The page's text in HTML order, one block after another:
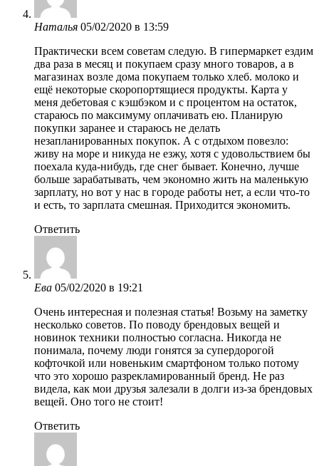
Наталья 05/02/2020 в 13:59
Практически всем советам следую. В гипермаркет ездим
два раза в месяц и покупаем сразу много товаров, а в
магазинах возле дома покупаем только хлеб. молоко и
ещё некоторые скоропортящиеся продукты. Карта у
меня дебетовая с кэшбэком и с процентом на остаток,
стараюсь по максимуму оплачивать ею. Планирую
покупки заранее и стараюсь не делать
незапланированных покупок. А с отдыхом повезло:
живу на море и никуда не езжу, хотя с удовольствием бы
поехала куда-нибудь, где снег бывает. Конечно, лучше
больше зарабатывать, чем экономно жить на маленькую
зарплату, но вот у нас в городе работы нет, а если что-то
и есть, то зарплата смешная. Приходится экономить.
Ответить
Ева 05/02/2020 в 19:21
Очень интересная и полезная статья! Возьму на заметку
несколько советов. По поводу брендовых вещей и
новинок техники полностью согласна. Никогда не
понимала, почему люди гонятся за супердорогой
кофточкой или новеньким смартфоном только потому
что это хорошо разрекламированный бренд. Не раз
видела, как мои друзья залезали в долги из-за брендовых
вещей. Оно того не стоит!
Ответить